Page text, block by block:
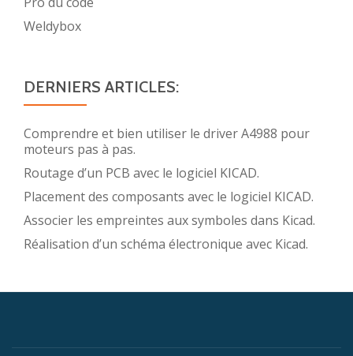
Weldybox
DERNIERS ARTICLES:
Comprendre et bien utiliser le driver A4988 pour
moteurs pas à pas.
Routage d’un PCB avec le logiciel KICAD.
Placement des composants avec le logiciel KICAD.
Associer les empreintes aux symboles dans Kicad.
Réalisation d’un schéma électronique avec Kicad.
Menu